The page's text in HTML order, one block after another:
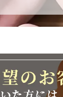
)～2026年1月8
降、順次対応
しますが、何卒